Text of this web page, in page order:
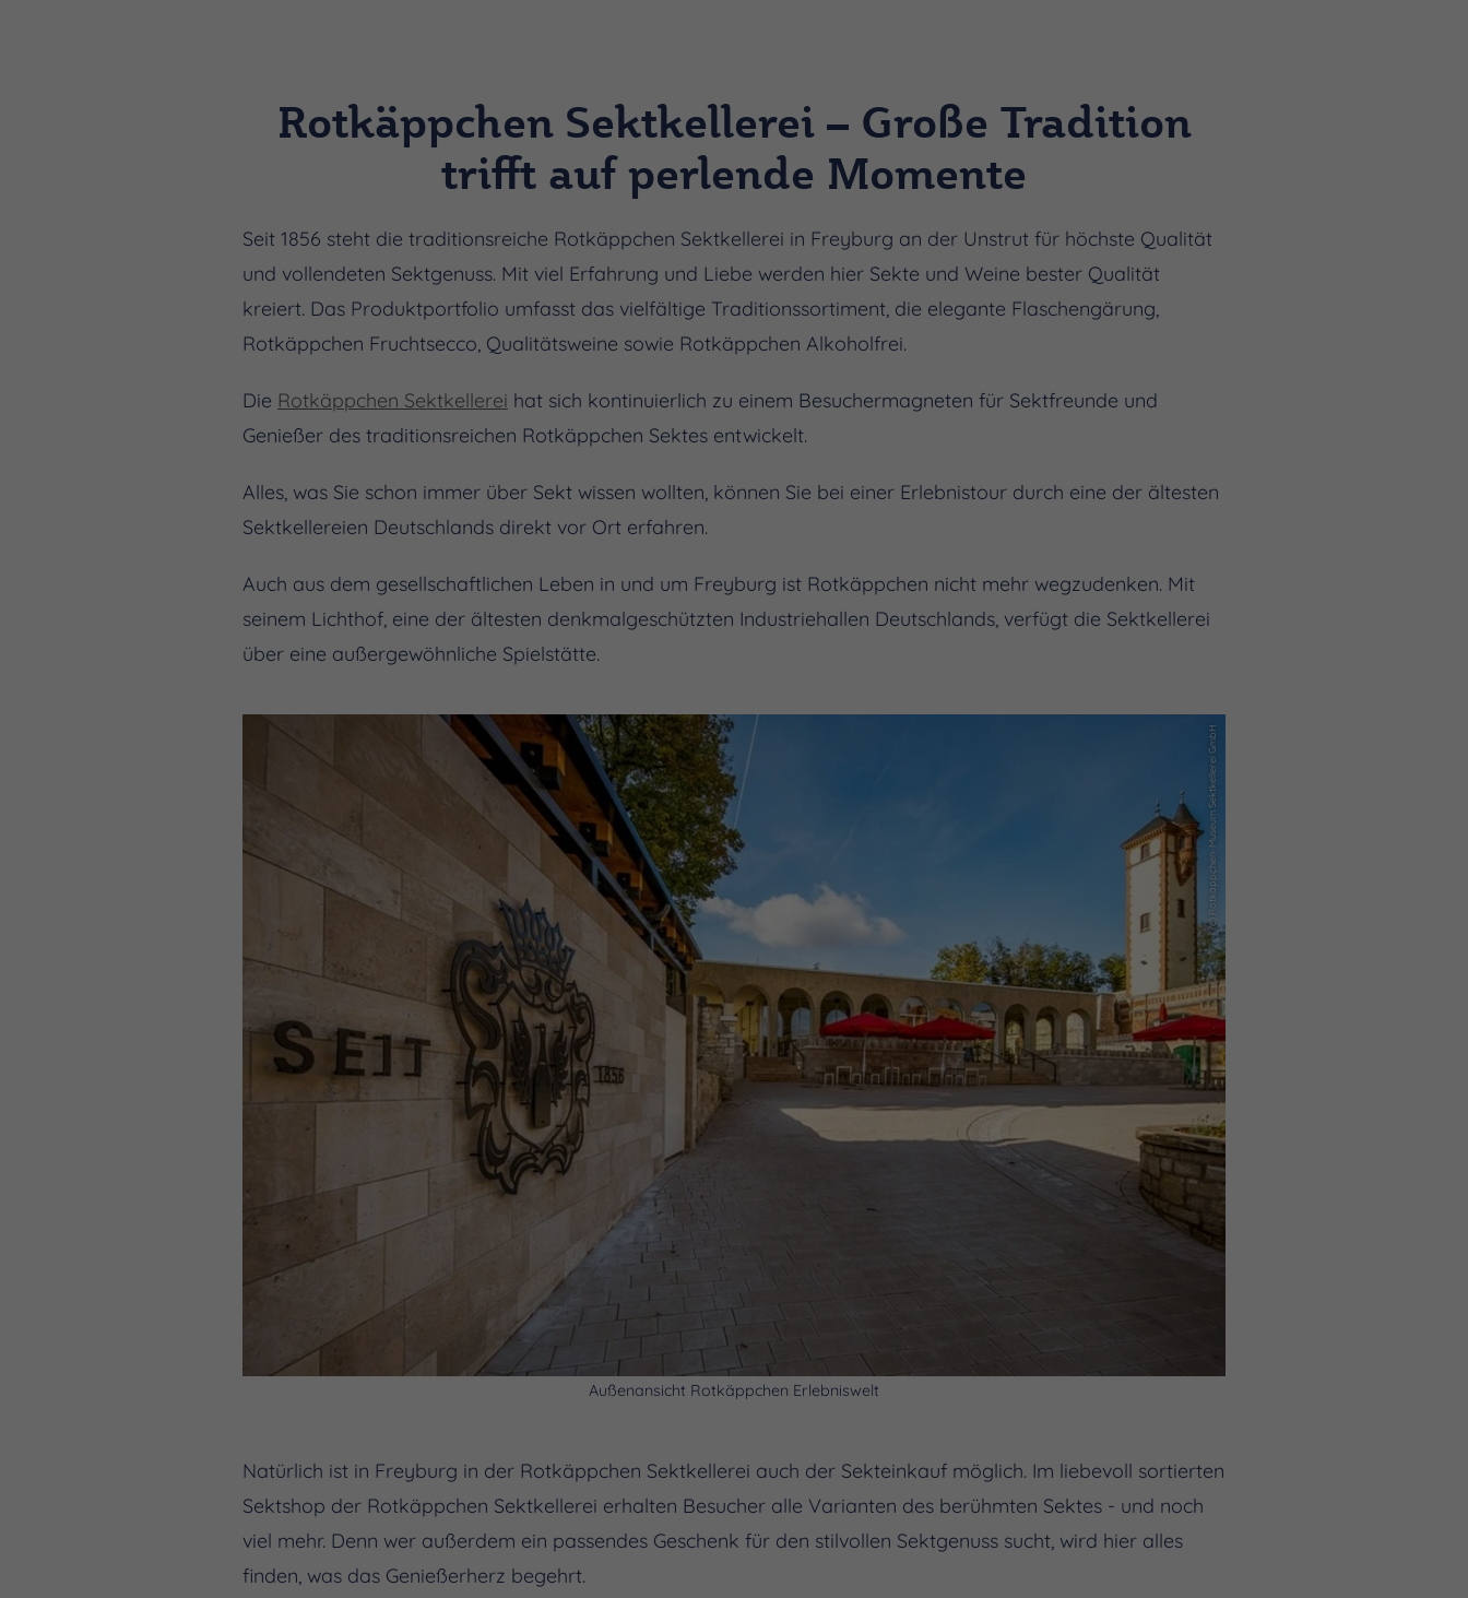
Rotkäppchen Sektkellerei – Große Tradition
trifft auf perlende Momente
Seit 1856 steht die traditionsreiche Rotkäppchen Sektkellerei in Freyburg an der Unstrut für höchste Qualität
und vollendeten Sektgenuss. Mit viel Erfahrung und Liebe werden hier Sekte und Weine bester Qualität
kreiert. Das Produktportfolio umfasst das vielfältige Traditionssortiment, die elegante Flaschengärung,
Rotkäppchen Fruchtsecco, Qualitätsweine sowie Rotkäppchen Alkoholfrei.
Die Rotkäppchen Sektkellerei hat sich kontinuierlich zu einem Besuchermagneten für Sektfreunde und
Genießer des traditionsreichen Rotkäppchen Sektes entwickelt.
Alles, was Sie schon immer über Sekt wissen wollten, können Sie bei einer Erlebnistour durch eine der ältesten
Sektkellereien Deutschlands direkt vor Ort erfahren.
Auch aus dem gesellschaftlichen Leben in und um Freyburg ist Rotkäppchen nicht mehr wegzudenken. Mit
seinem Lichthof, eine der ältesten denkmalgeschützten Industriehallen Deutschlands, verfügt die Sektkellerei
über eine außergewöhnliche Spielstätte.
(c) Rotkäppchen-Museum Sektkellerei GmbH
Außenansicht Rotkäppchen Erlebniswelt
Natürlich ist in Freyburg in der Rotkäppchen Sektkellerei auch der Sekteinkauf möglich. Im liebevoll sortierten
Sektshop der Rotkäppchen Sektkellerei erhalten Besucher alle Varianten des berühmten Sektes - und noch
viel mehr. Denn wer außerdem ein passendes Geschenk für den stilvollen Sektgenuss sucht, wird hier alles
finden, was das Genießerherz begehrt.